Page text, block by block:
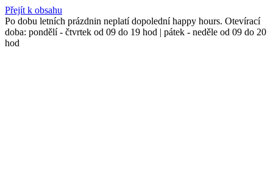
Přejít k obsahu
Po dobu letních prázdnin neplatí dopolední happy hours. Otevírací
doba: pondělí - čtvrtek od 09 do 19 hod | pátek - neděle od 09 do 20
hod